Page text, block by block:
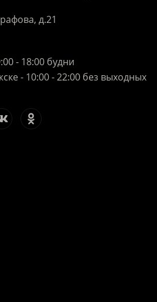
д.21
- 18:00 будни
- 10:00 - 22:00 без выходных